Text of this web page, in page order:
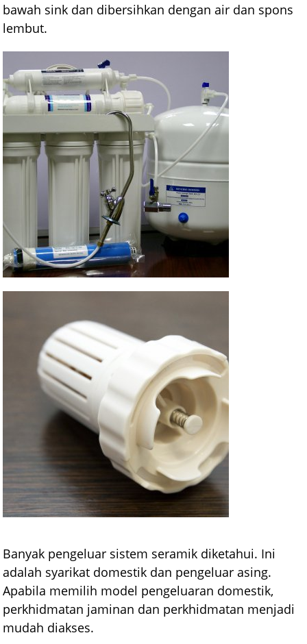
bawah sink dan dibersihkan dengan air dan spons
lembut.
Banyak pengeluar sistem seramik diketahui. Ini
adalah syarikat domestik dan pengeluar asing.
Apabila memilih model pengeluaran domestik,
perkhidmatan jaminan dan perkhidmatan menjadi
mudah diakses.